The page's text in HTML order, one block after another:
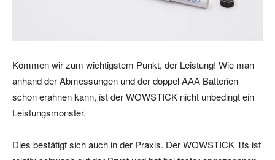
Kommen wir zum wichtigstem Punkt, der Leistung! Wie man
anhand der Abmessungen und der doppel AAA Batterien
schon erahnen kann, ist der WOWSTICK nicht unbedingt ein
Leistungsmonster.
Dies bestätigt sich auch in der Praxis. Der WOWSTICK 1fs ist